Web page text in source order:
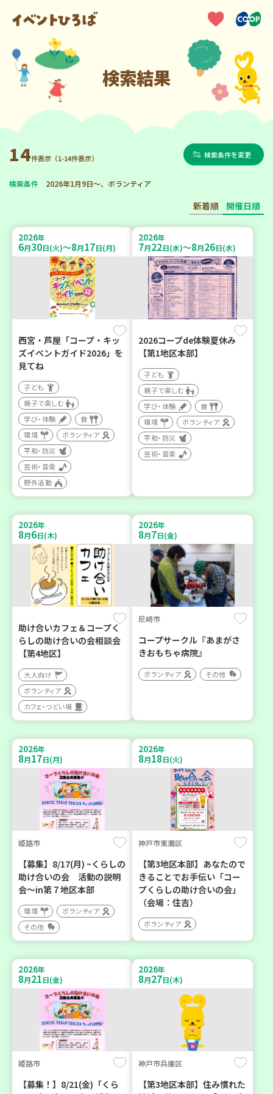
検索結果
14件表示（1-14件表示） 検索条件を変更
検索条件 2026年1月9日～、ボランティア
新着順 開催日順
2026年
6月30日(火)～8月17日(月)
西宮・芦屋「コープ・キッ
ズイベントガイド2026」を
見てね
子ども
親子で楽しむ
学び・体験
食
環境
ボランティア
平和・防災
芸術・音楽
野外活動
2026年
7月22日(水)～8月26日(水)
2026コープde体験夏休み
【第1地区本部】
子ども
親子で楽しむ
学び・体験
食
環境
ボランティア
平和・防災
芸術・音楽
2026年
8月6日(木)
助け合いカフェ＆コープく
らしの助け合いの会相談会
【第4地区】
大人向け
ボランティア
カフェ・つどい場
2026年
8月7日(金)
尼崎市
コープサークル『あまがさ
きおもちゃ病院』
ボランティア その他
2026年
8月17日(月)
姫路市
【募集】8/17(月) ~くらしの
助け合いの会 活動の説明
会～in第７地区本部
環境
ボランティア
その他
2026年
8月18日(火)
神戸市東灘区
【第3地区本部】あなたので
きることでお手伝い「コー
プくらしの助け合いの会」
（会場：住吉）
ボランティア
2026年
8月21日(金)
姫路市
【募集！】8/21(金)「くら
2026年
8月27日(木)
神戸市兵庫区
【第3地区本部】住み慣れた